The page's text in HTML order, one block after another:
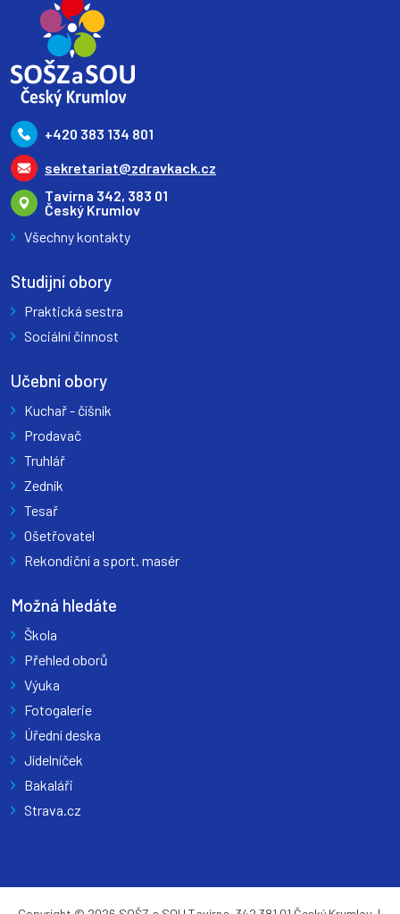
+420 383 134 801
sekretariat@zdravkack.cz
Tavírna 342, 383 01
Český Krumlov
Všechny kontakty
Studijní obory
Praktická sestra
Sociální činnost
Učební obory
Kuchař - číšník
Prodavač
Truhlář
Zedník
Tesař
Ošetřovatel
Rekondiční a sport. masér
Možná hledáte
Škola
Přehled oborů
Výuka
Fotogalerie
Úřední deska
Jídelníček
Bakaláři
Strava.cz